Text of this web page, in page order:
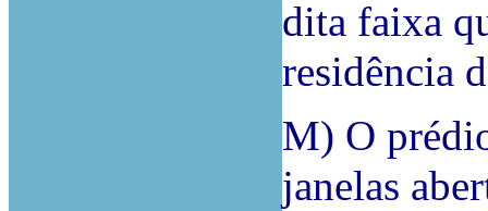
dita faixa
residência
M) O
janelas